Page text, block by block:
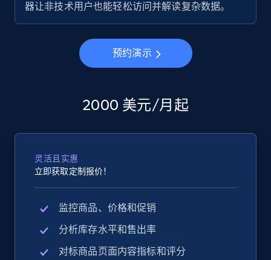
器让非技术用户也能轻松访问并解读复杂数据。
预约演示
2000 美元/月起
灵活且实惠
立即获取定制报价！
监控商品、价格和促销
分析库存水平和售出率
对标商品页面内容指标和评分